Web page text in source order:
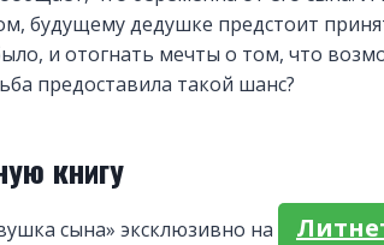
будущему дедушке предстоит
и отогнать мечты о том, что
предоставила такой шанс?
книгу
сына» эксклюзивно на